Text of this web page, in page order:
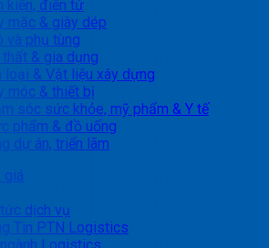
kiện, điện tử
mặc & giày dép
và phụ tùng
thất & gia dụng
loại & Vật liệu xây dựng
móc & thiết bị
sóc sức khỏe, mỹ phẩm & Y tế
phẩm & đồ uống
dự án, triển lãm
giá
tức dịch vụ
Tin PTN Logistics